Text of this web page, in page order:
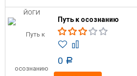
Путь к осознанию
0 Р